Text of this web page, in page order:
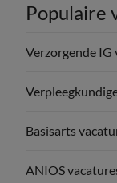
Populaire
Verzorgende IG
Basisarts
ANIOS